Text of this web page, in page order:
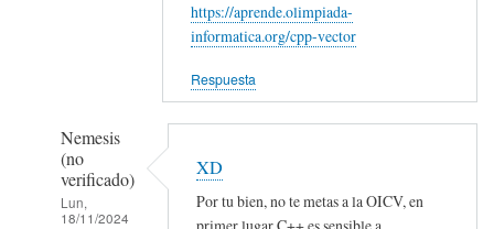
sirvio
por
Pandavro
(no
https://aprende.olimpiada-
informatica.org/cpp-vector
Respuesta
Nemesis
(no
verificado)
Lun,
18/11/2024
XD
Por tu bien, no te metas a la OICV, en